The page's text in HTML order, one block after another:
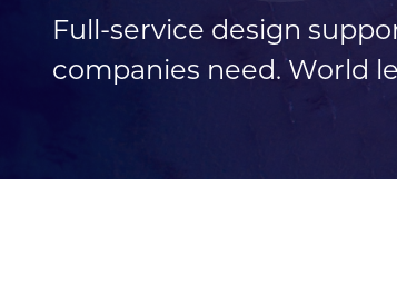
Full-service design
companies need. World